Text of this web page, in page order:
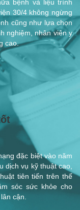
bệnh và liệu trình
30/4 không ngừng
cũng như lựa chọn
nghiệm, nhân viên y
cao.
đặc biệt vào năm
dịch vụ kỹ thuật cao,
tiên tiến trên thế
sóc sức khỏe cho